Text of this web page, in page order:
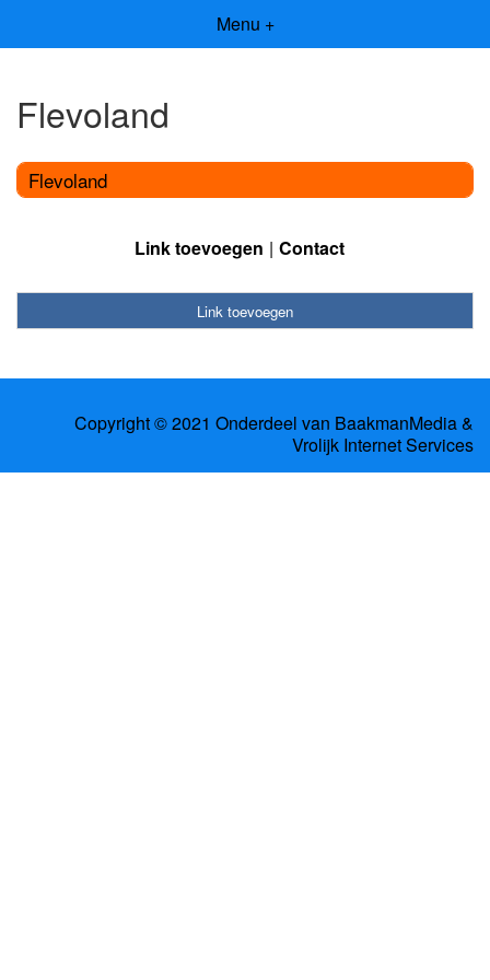
Menu +
Flevoland
Flevoland
Link toevoegen Contact
Link toevoegen
Copyright © 2021 Onderdeel van BaakmanMedia&
Vrolijk Internet Services